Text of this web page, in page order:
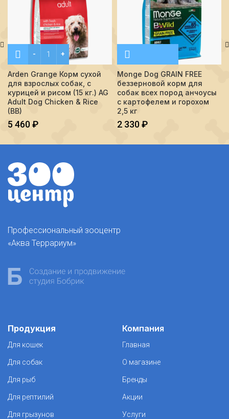
Количество Arden Grange Корм сухой для взрослых
Arden Grange Корм сухой
для взрослых собак, с
курицей и рисом (15 кг.) AG
Adult Dog Chicken & Rice
(BB)
5 460₽
Monge Dog GRAIN FREE
беззерновой корм для
собак всех пород анчоусы
c картофелем и горохом
2,5 кг
2 330₽
Профессиональный зооцентр
«Аква Террариум»
Продукция
Для кошек
Для собак
Для рыб
Для рептилий
Для грызунов
Компания
Главная
О магазине
Бренды
Акции
Услуги